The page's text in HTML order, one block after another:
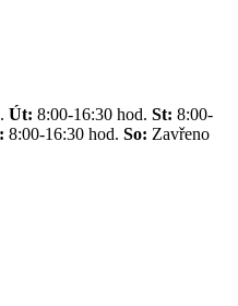
Út: 8:00-16:30 hod. St: 8:00-
8:00-16:30 hod. So: Zavřeno